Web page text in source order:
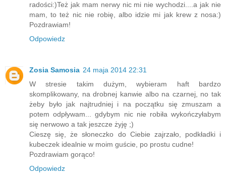
radości:)Też jak mam nerwy nic mi nie wychodzi....a jak nie
mam, to też nic nie robię, albo idzie mi jak krew z nosa:)
Pozdrawiam!
Odpowiedz
Zosia Samosia 24 maja 2014 22:31
W stresie takim dużym, wybieram haft bardzo
skomplikowany, na drobnej kanwie albo na czarnej, no tak
żeby było jak najtrudniej i na początku się zmuszam a
potem odpływam... gdybym nic nie robiła wykończyłabym
się nerwowo a tak jeszcze żyję ;)
Cieszę się, że słoneczko do Ciebie zajrzało, podkładki i
kubeczek idealnie w moim guście, po prostu cudne!
Pozdrawiam gorąco!
Odpowiedz